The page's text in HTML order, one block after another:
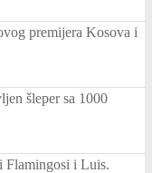
premijera Kosova i
šleper sa 1000
Flamingosi i Luis.